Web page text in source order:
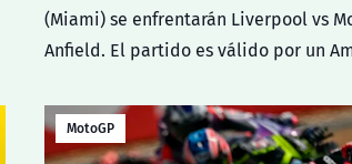
(Miami) se enfrentarán Liverpool vs
Anfield. El partido es válido por un
MotoGP